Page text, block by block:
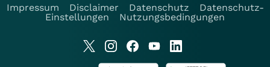
Impressum
Disclaimer Datenschutz
Datenschutz-
Einstellungen
Nutzungsbedingungen